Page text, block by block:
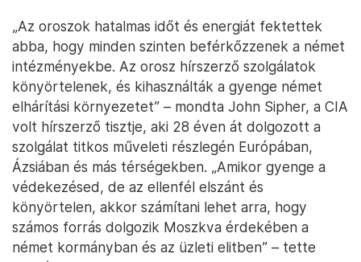
„Az oroszok hatalmas időt és energiát fektettek
abba, hogy minden szinten beférkőzzenek a német
intézményekbe. Az orosz hírszerző szolgálatok
könyörtelenek, és kihasználták a gyenge német
elhárítási környezetet” – mondta John Sipher, a CIA
volt hírszerző tisztje, aki 28 éven át dolgozott a
szolgálat titkos műveleti részlegén Európában,
Ázsiában és más térségekben. „Amikor gyenge a
védekezésed, de az ellenfél elszánt és
könyörtelen, akkor számítani lehet arra, hogy
számos forrás dolgozik Moszkva érdekében a
német kormányban és az üzleti elitben” – tette